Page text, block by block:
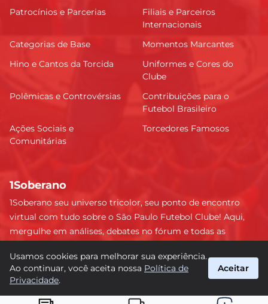
Patrocínios e Parcerias
Filiais e Parceiros
Internacionais
Categorias de Base
Momentos Marcantes
Hino e Cantos da Torcida
Uniformes e Cores do
Clube
Polêmicas e Controvérsias
Contribuições para o
Futebol Brasileiro
Ações Sociais e
Comunitárias
Torcedores Famosos
1Soberano
1Soberano seu universo tricolor, seu ponto de encontro
virtual com tudo sobre o São Paulo Futebol Clube! Aqui,
mergulhe em análises, debates no fórum e todas as
detalhe e faça parte dessa comunidade apaixonada pelo
tricolor paulista. #SPFC #SãoPaulo #1Soberano
Usamos cookies para melhorar sua experiência.
Ao continuar, você aceita nossa Política de
Privacidade.
Aceitar